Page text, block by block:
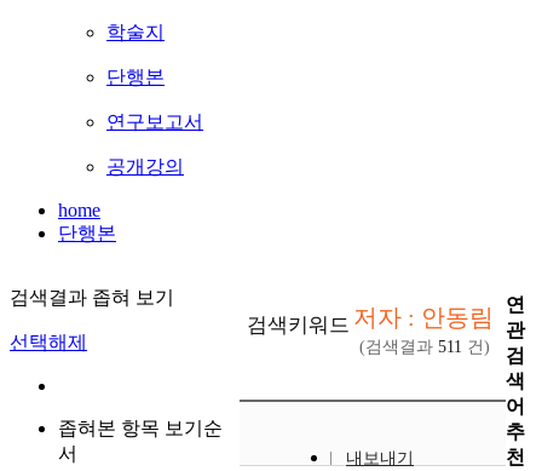
학술지
단행본
연구보고서
공개강의
home
단행본
검색결과 좁혀 보기
선택해제
좁혀본 항목 보기순
서
검색키워드 저자 : 안동림
(검색결과 511 건)
내보내기
연
관
검
색
어
추
천